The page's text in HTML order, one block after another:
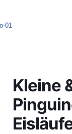
Kleine